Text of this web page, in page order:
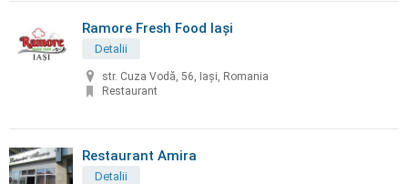
Ramore Fresh Food Iași
Detalii
str. Cuza Vodă, 56, Iași, Romania
Restaurant
Restaurant Amira
Detalii